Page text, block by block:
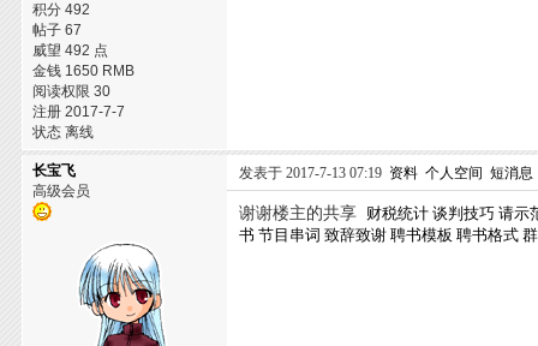
积分 492
帖子 67
威望 492 点
金钱 1650 RMB
阅读权限 30
注册 2017-7-7
状态 离线
长宝飞
高级会员
发表于 2017-7-13 07:19 资料 个人空间 短消息
谢谢楼主的共享 财税统计 谈判技巧 请示
书 节目串词 致辞致谢 聘书模板 聘书格式